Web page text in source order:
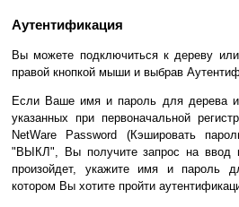
Аутентификация
Вы можете подключиться к дереву
правой кнопкой мыши и выбрав
Если Ваше имя и пароль для дерева
указанных при первоначальной
NetWare Password (Кэшировать
"ВЫКЛ", Вы получите запрос на ввод
произойдет, укажите имя и пароль
котором Вы хотите пройти